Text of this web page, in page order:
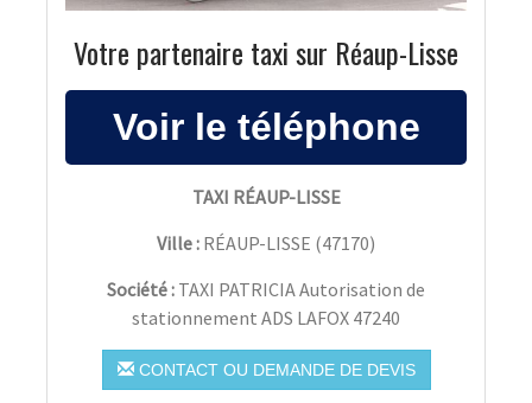
Votre partenaire taxi sur Réaup-Lisse
TAXI RÉAUP-LISSE
Ville : RÉAUP-LISSE (47170)
Société : TAXI PATRICIA Autorisation de
stationnement ADS LAFOX 47240
CONTACT OU DEMANDE DE DEVIS